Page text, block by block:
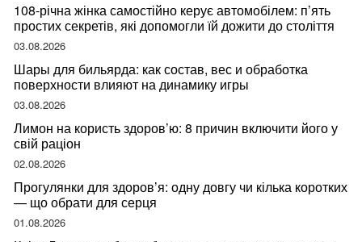
108-річна жінка самостійно керує автомобілем: п’ять
простих секретів, які допомогли їй дожити до століття
03.08.2026
Шары для бильярда: как состав, вес и обработка
поверхности влияют на динамику игры
03.08.2026
Лимон на користь здоров’ю: 8 причин включити його у
свій раціон
02.08.2026
Прогулянки для здоров’я: одну довгу чи кілька коротких
— що обрати для серця
01.08.2026